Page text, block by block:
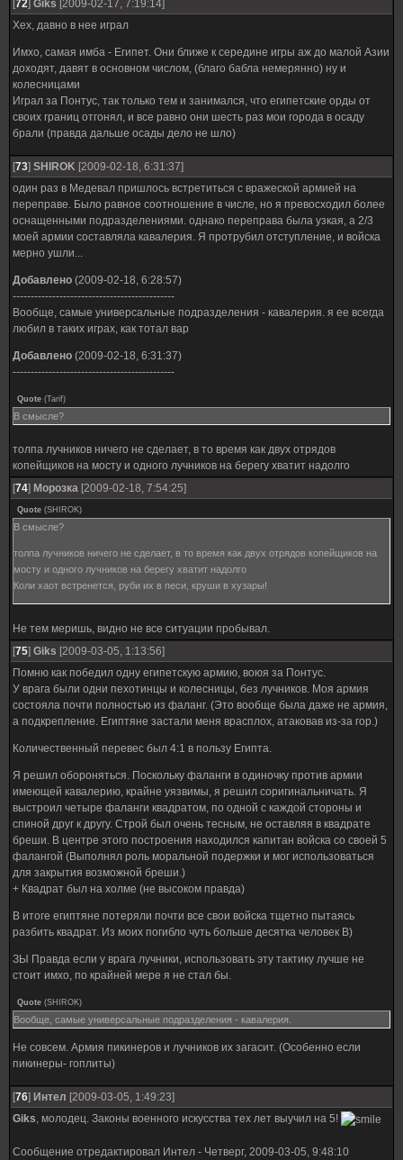
72 Giks [2009-02-17, 7:19:14]
Хех, давно в нее играл
Имхо, самая имба - Египет. Они ближе к середине игры аж до малой Азии
доходят, давят в основном числом, (благо бабла немерянно) ну и
колесницами
Играл за Понтус, так только тем и занимался, что египетские орды от
своих границ отгонял, и все равно они шесть раз мои города в осаду
брали (правда дальше осады дело не шло)
[73] SHIROK [2009-02-18, 6:31:37]
один раз в Медевал пришлось встретиться с вражеской армией на
переправе. Было равное соотношение в числе, но я превосходил более
оснащенными подразделениями. однако переправа была узкая, а 2/3
моей армии составляла кавалерия. Я протрубил отступление, и войска
мерно ушли...
Добавлено (2009-02-18, 6:28:57)
---------------------------------------------
Вообще, самые универсальные подразделения - кавалерия. я ее всегда
любил в таких играх, как тотал вар
Добавлено (2009-02-18, 6:31:37)
---------------------------------------------
Quote (Tarif)
В смысле?
толпа лучников ничего не сделает, в то время как двух отрядов
копейщиков на мосту и одного лучников на берегу хватит надолго
[74] Морозка [2009-02-18, 7:54:25]
Quote (SHIROK)
В смысле?
толпа лучников ничего не сделает, в то время как двух отрядов копейщиков на
мосту и одного лучников на берегу хватит надолго
Коли хаот встренется, руби их в песи, круши в хузары!
Не тем меришь, видно не все ситуации пробывал.
[75] Giks [2009-03-05, 1:13:56]
Помню как победил одну египетскую армию, воюя за Понтус.
У врага были одни пехотинцы и колесницы, без лучников. Моя армия
состояла почти полностью из фаланг. (Это вообще была даже не армия,
а подкрепление. Египтяне застали меня врасплох, атаковав из-за гор.)
Количественный перевес был 4:1 в пользу Египта.
Я решил обороняться. Поскольку фаланги в одиночку против армии
имеющей кавалерию, крайне уязвимы, я решил соригинальничать. Я
выстроил четыре фаланги квадратом, по одной с каждой стороны и
спиной друг к другу. Строй был очень тесным, не оставляя в квадрате
бреши. В центре этого построения находился капитан войска со своей 5
фалангой (Выполнял роль моральной подержки и мог использоваться
для закрытия возможной бреши.)
+ Квадрат был на холме (не высоком правда)
В итоге египтяне потеряли почти все свои войска тщетно пытаясь
разбить квадрат. Из моих погибло чуть больше десятка человек B)
ЗЫ Правда если у врага лучники, использовать эту тактику лучше не
стоит имхо, по крайней мере я не стал бы.
Quote (SHIROK)
Вообще, самые универсальные подразделения - кавалерия.
Не совсем. Армия пикинеров и лучников их загасит. (Особенно если
пикинеры- гоплиты)
[76] Интел [2009-03-05, 1:49:23]
Giks, молодец. Законы военного искусства тех лет выучил на 5!
Сообщение отредактировал Интел - Четверг, 2009-03-05, 9:48:10